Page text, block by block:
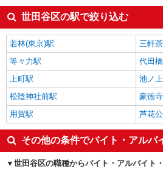
世田谷区の駅で絞り込む
若林(東京)駅
三軒
等々力駅
代田
上町駅
池ノ
松陰神社前駅
豪徳
用賀駅
芦花
その他の条件でバイト・アルバ
世田谷区の職種からバイト・アルバイト